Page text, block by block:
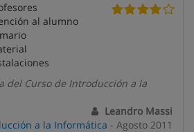
al alumno
del Curso de Introducción a la
Leandro Massi
a la Informática - Agosto 2011